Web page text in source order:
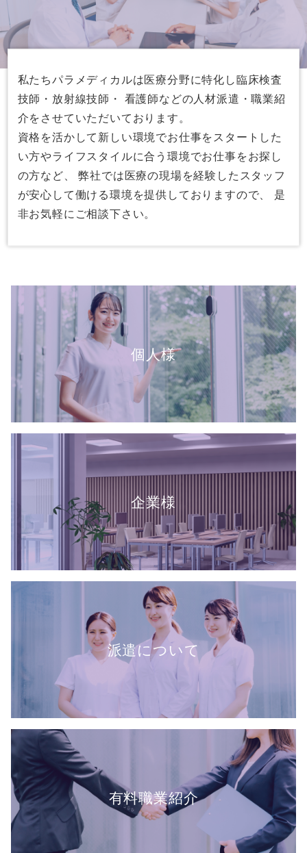
私たちパラメディカルは医療分野に特化し臨床検査
技師・放射線技師・ 看護師などの人材派遣・職業紹
介をさせていただいております。
資格を活かして新しい環境でお仕事をスタートした
い方やライフスタイルに合う環境でお仕事をお探し
の方など、 弊社では医療の現場を経験したスタッフ
が安心して働ける環境を提供しておりますので、 是
非お気軽にご相談下さい。
個人様
企業様
派遣について
有料職業紹介